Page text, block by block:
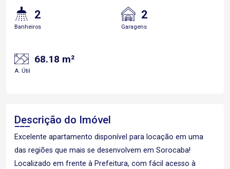
2
Banheiros
2
Garagens
68.18 m²
A. Útil
Descrição do Imóvel
Excelente apartamento disponível para locação em uma
das regiões que mais se desenvolvem em Sorocaba!
Localizado em frente à Prefeitura, com fácil acesso à